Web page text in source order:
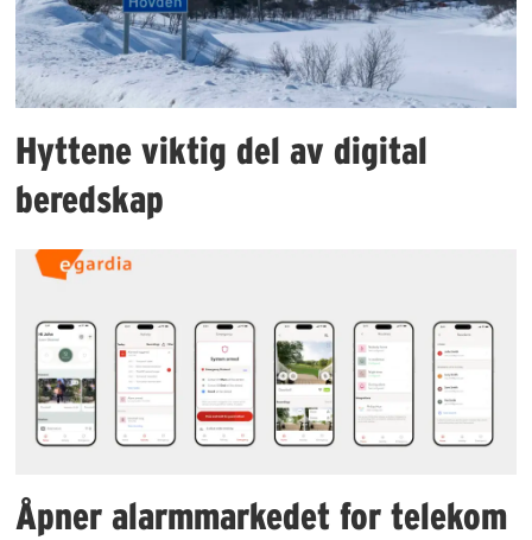
Hyttene viktig del av digital
beredskap
Åpner alarmmarkedet for telekom